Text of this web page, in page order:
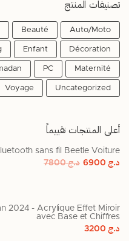
تصنيفات المنتج
Auto/Moto
Beauté
Décoration
Enfant
Maternité
PC
Uncategorized
Voyage
أعلى المنتجات تقييماً
sans fil Beetle Voiture
د.ج6900 د.ج7800
2024 - Acrylique Effet Miroir
avec Base et Chiffres
د.ج3200